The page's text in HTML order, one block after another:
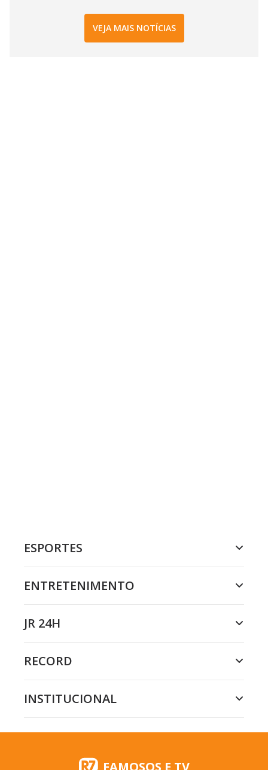
VEJA MAIS NOTÍCIAS
ESPORTES
ENTRETENIMENTO
JR 24H
RECORD
INSTITUCIONAL
FAMOSOS E TV